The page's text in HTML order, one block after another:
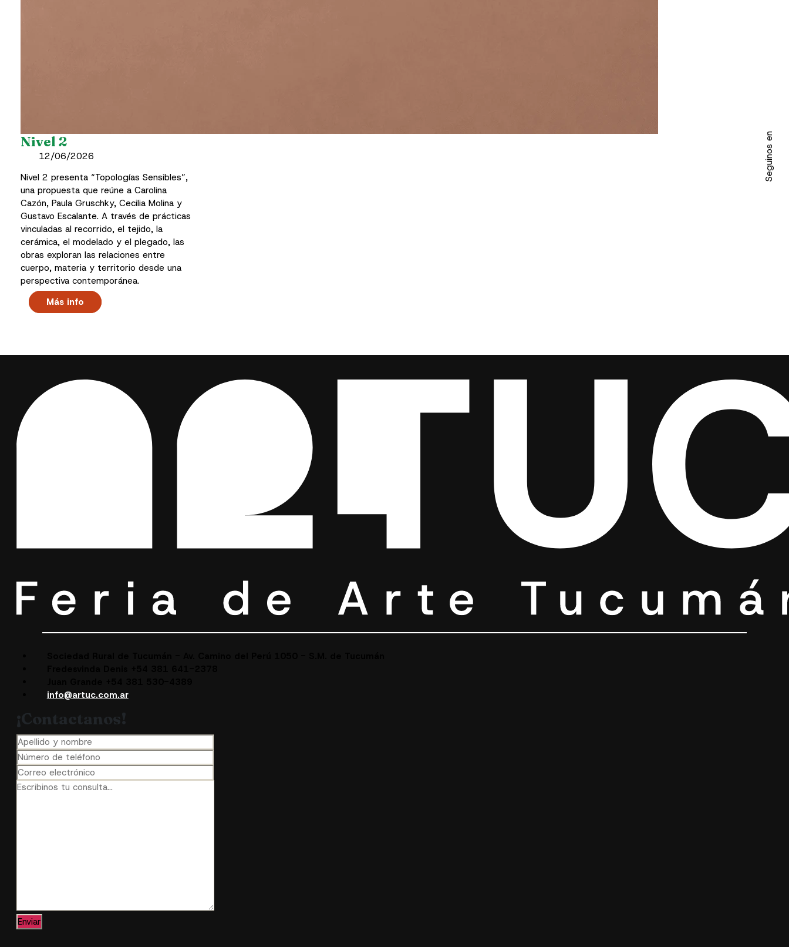
Seguinos en
Nivel 2
12/06/2026
Nivel 2 presenta “Topologías Sensibles”,
una propuesta que reúne a Carolina
Cazón, Paula Gruschky, Cecilia Molina y
Gustavo Escalante. A través de prácticas
vinculadas al recorrido, el tejido, la
cerámica, el modelado y el plegado, las
obras exploran las relaciones entre
cuerpo, materia y territorio desde una
perspectiva contemporánea.
Más info
info@artuc.com.ar
¡Contactanos!